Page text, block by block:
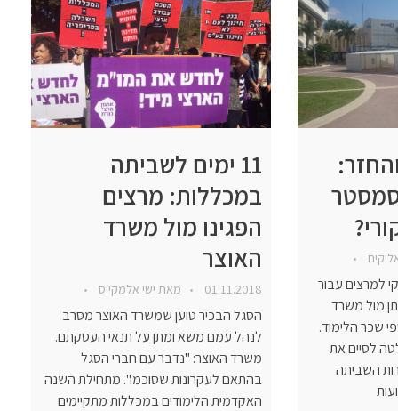
למרצים עבור
מול משרד
שכר הלימוד.
לסיים את
למרות השביתה
11 ימים לשביתה
במכללות: מרצים
הפגינו מול משרד
האוצר
01.11.2018 מאת ישי אלמקייס
הסגל הבכיר טוען שמשרד האוצר מסרב
לנהל עמם משא ומתן על תנאי העסקתם.
משרד האוצר: "נדבר עם חברי הסגל
בהתאם לעקרונות שסוכמו". מתחילת השנה
האקדמית הלימודים במכללות מתקיימים